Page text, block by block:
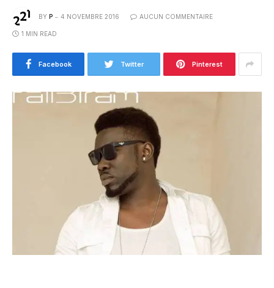
BY P 4 NOVEMBRE 2016 AUCUN COMMENTAIRE
1 MIN READ
Facebook Twitter Pinterest